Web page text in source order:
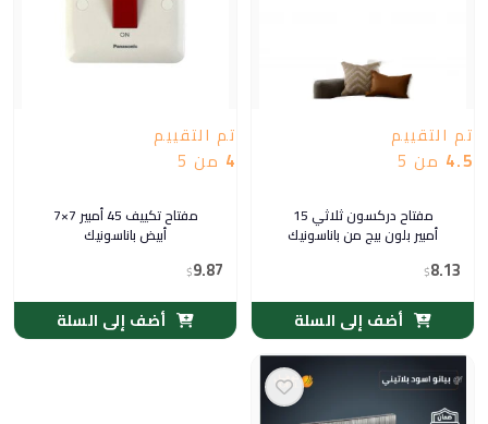
تم التقييم
4.5 من 5
مفتاح دركسون ثلاثي 15
أمبير بلون بيج من باناسونيك
$8.13
أضف إلى السلة
تم التقييم
4 من 5
مفتاح تكييف 45 أمبير 7×7
أبيض باناسونيك
$9.87
أضف إلى السلة